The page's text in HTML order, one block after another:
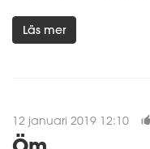
Läs mer
12 januari 2019 12:10